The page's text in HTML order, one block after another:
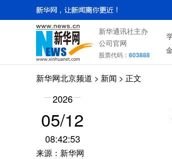
新华通讯社主办
公司官网
股票代码： 603888
新华网北京频道 > 新闻 > 正文
2026
05/12
08:42:53
来源：新华网